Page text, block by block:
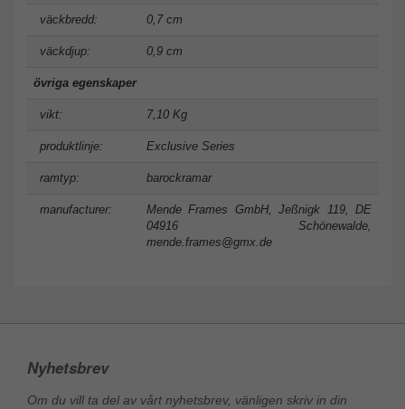
väckbredd: 0,7 cm
väckdjup: 0,9 cm
övriga egenskaper
vikt: 7,10 Kg
produktlinje: Exclusive Series
ramtyp: barockramar
manufacturer:
Mende Frames GmbH, Jeßnigk 119, DE
04916 Schönewalde,
mende.frames@gmx.de
Nyhetsbrev
Om du vill ta del av vårt nyhetsbrev, vänligen skriv in din